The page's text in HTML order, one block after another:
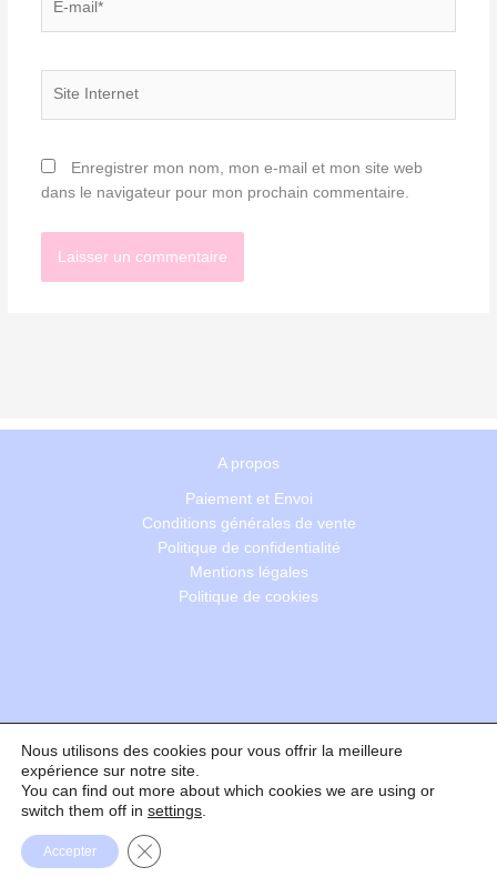
mail*
Enregistrer mon nom, mon e-mail et mon site web
dans le navigateur pour mon prochain commentaire.
A propos
Paiement et Envoi
Conditions générales de vente
Politique de confidentialité
Mentions légales
Politique de cookies
Recherche
Nous utilisons des cookies pour vous offrir la meilleure
expérience sur notre site.
You can find out more about which cookies we are using or
switch them off in settings
Accepter Fermer la bannière des cookies GDPR